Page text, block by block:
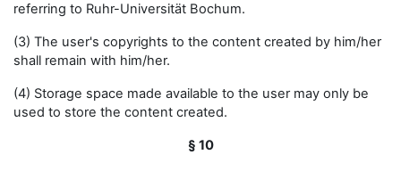
referring to Ruhr-Universität Bochum.
(3) The user's copyrights to the content created by him/her
shall remain with him/her.
(4) Storage space made available to the user may only be
used to store the content created.
§ 10